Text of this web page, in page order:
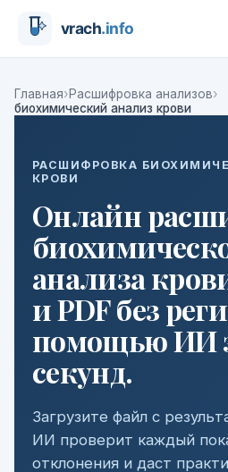
Главная›Расшифровка анализов›
биохимический анализ крови
РАСШИФРОВКА
КРОВИ
Онлайн
анализа
и PDF без
помощью ИИ
секунд.
Загрузите файл с
ИИ проверит каждый
отклонения и даст